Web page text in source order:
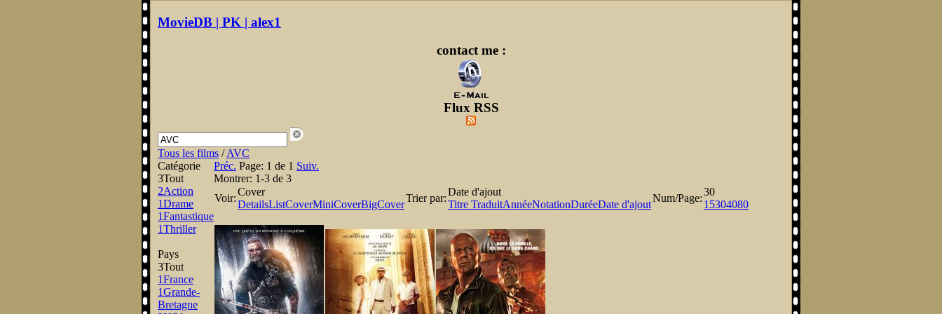
MovieDB | PK | alex1
contact me :
Flux RSS
Tous les films /AVC
Catégorie
3Tout
2Action
1Drame
1Fantastique
1Thriller
Pays
3Tout
1France
1Grande-
Bretagne
Préc. Page: 1 de 1 Suiv.
Montrer: 1-3 de 3
Voir:
Cover
DetailsListCoverMiniCoverBigCover
Trier par:
Date d'ajout
Titre TraduitAnnéeNotationDuréeDate d'ajout
Num/Page:
30
15304080